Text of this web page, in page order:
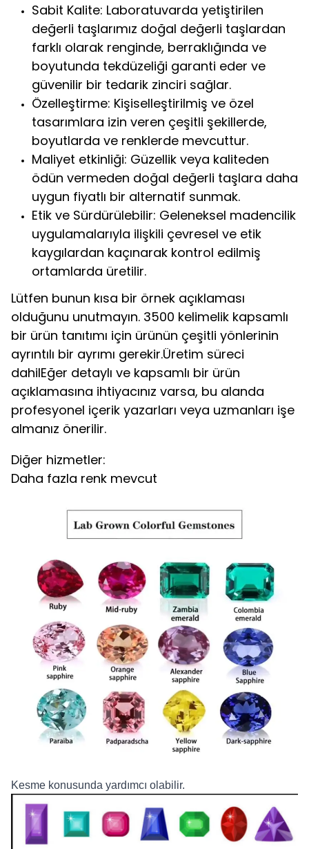
Sabit Kalite: Laboratuvarda yetiştirilen
değerli taşlarımız doğal değerli taşlardan
farklı olarak renginde, berraklığında ve
boyutunda tekdüzeliği garanti eder ve
güvenilir bir tedarik zinciri sağlar.
Özelleştirme: Kişiselleştirilmiş ve özel
tasarımlara izin veren çeşitli şekillerde,
boyutlarda ve renklerde mevcuttur.
Maliyet etkinliği: Güzellik veya kaliteden
ödün vermeden doğal değerli taşlara daha
uygun fiyatlı bir alternatif sunmak.
Etik ve Sürdürülebilir: Geleneksel madencilik
uygulamalarıyla ilişkili çevresel ve etik
kaygılardan kaçınarak kontrol edilmiş
ortamlarda üretilir.
Lütfen bunun kısa bir örnek açıklaması
olduğunu unutmayın. 3500 kelimelik kapsamlı
bir ürün tanıtımı için ürünün çeşitli yönlerinin
ayrıntılı bir ayrımı gerekir.Üretim süreci
dahilEğer detaylı ve kapsamlı bir ürün
açıklamasına ihtiyacınız varsa, bu alanda
profesyonel içerik yazarları veya uzmanları işe
almanız önerilir.
Diğer hizmetler:
Daha fazla renk mevcut
Kesme konusunda yardımcı olabilir.